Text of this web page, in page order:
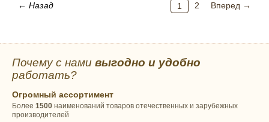
← Назад 1 2 Вперед →
Почему с нами выгодно и удобно
работать?
Огромный ассортимент
Более 1500 наименований товаров отечественных и зарубежных
производителей